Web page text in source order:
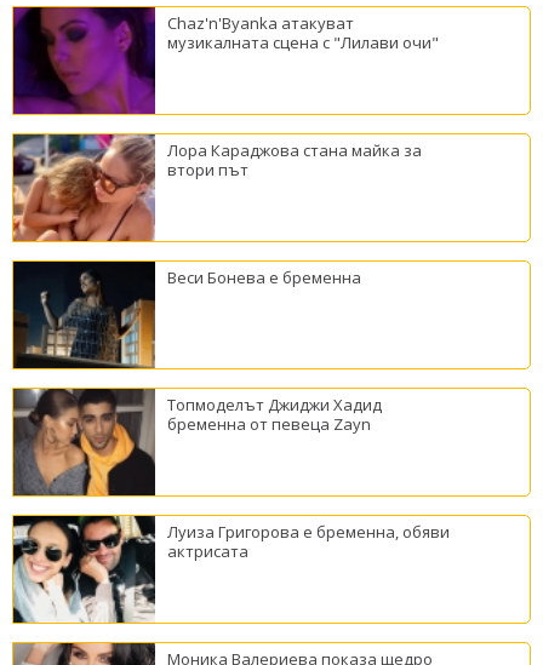
Chaz'n'Byanka атакуват
музикалната сцена с "Лилави очи"
Лора Караджова стана майка за
втори път
Веси Бонева е бременна
Топмоделът Джиджи Хадид
бременна от певеца Zayn
Луиза Григорова е бременна, обяви
актрисата
Моника Валериева показа щедро